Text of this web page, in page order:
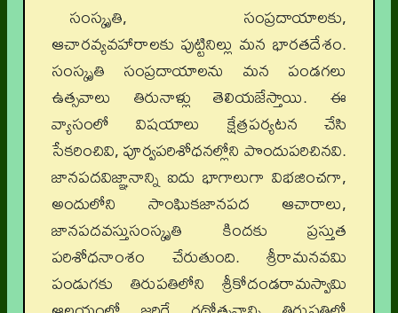
సంస్కృతి, సంప్రదాయాలకు,
ఆచారవ్యవహారాలకు పుట్టినిల్లు మన భారతదేశం.
సంస్కృతి సంప్రదాయాలను మన పండగలు
ఉత్సవాలు తిరునాళ్లు తెలియజేస్తాయి. ఈ
వ్యాసంలో విషయాలు క్షేత్రపర్యటన చేసి
సేకరించివి, పూర్వపరిశోధనల్లోని పొందుపరిచినవి.
జానపదవిజ్ఞానాన్ని ఐదు భాగాలుగా విభజించగా,
అందులోని సాంఘికజానపద ఆచారాలు,
జానపదవస్తుసంస్కృతి కిందకు ప్రస్తుత
పరిశోధనాంశం చేరుతుంది. శ్రీరామనవమి
పండుగకు తిరుపతిలోని శ్రీకోదండరామస్వామి